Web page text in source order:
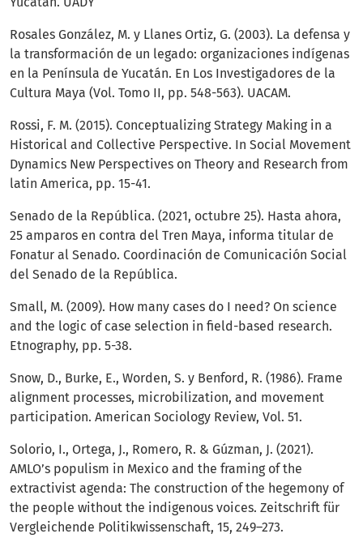
Rosales González, M. y Llanes Ortiz, G. (2003). La defensa y
la transformación de un legado: organizaciones indígenas
en la Península de Yucatán. En Los Investigadores de la
Cultura Maya (Vol. Tomo II, pp. 548-563). UACAM.
Rossi, F. M. (2015). Conceptualizing Strategy Making in a
Historical and Collective Perspective. In Social Movement
Dynamics New Perspectives on Theory and Research from
latin America, pp. 15-41.
Senado de la República. (2021, octubre 25). Hasta ahora,
25 amparos en contra del Tren Maya, informa titular de
Fonatur al Senado. Coordinación de Comunicación Social
del Senado de la República.
Small, M. (2009). How many cases do I need? On science
and the logic of case selection in field-based research.
Etnography, pp. 5-38.
Snow, D., Burke, E., Worden, S. y Benford, R. (1986). Frame
alignment processes, microbilization, and movement
participation. American Sociology Review, Vol. 51.
Solorio, I., Ortega, J., Romero, R. & Gúzman, J. (2021).
AMLO’s populism in Mexico and the framing of the
extractivist agenda: The construction of the hegemony of
the people without the indigenous voices. Zeitschrift für
Vergleichende Politikwissenschaft, 15, 249–273.